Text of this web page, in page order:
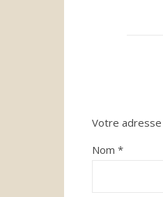
Votre adresse
Nom *